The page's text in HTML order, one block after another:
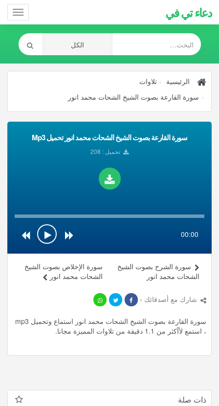
دعاء تي في
الرئيسية
تلاوات
سورة القارعة بصوت الشيخ الشحات محمد انور
سورة القارعة بصوت الشيخ الشحات محمد انور تحميل Mp3
تحميل : 208
00:00
سورة الإخلاص بصوت الشيخ
الشحات محمد انور
سورة الشرح بصوت الشيخ
الشحات محمد انور
شارك مع أصدقائك ›
سورة القارعة بصوت الشيخ الشحات محمد انور استماع وتحميل mp3
، استمع لأأكثر من 1.1 دقيقة من تلاوات المميزة مجانا.
ذات صلة